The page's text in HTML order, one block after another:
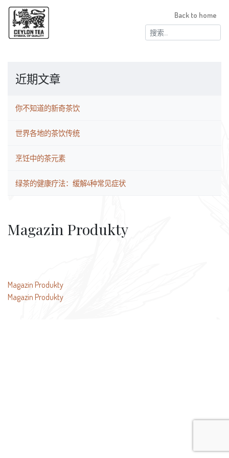
搜
索：
Back to home
近期文章
你不知道的新奇茶饮
世界各地的茶饮传统
烹饪中的茶元素
绿茶的健康疗法：缓解4种常见症状
Magazin Produkty
文
章
Magazin Produkty
Magazin Produkty